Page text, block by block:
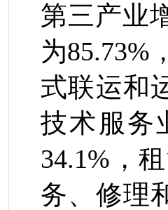
第三产业
为85.73%
式联运和
技术服务
34.1% ，
务、修理